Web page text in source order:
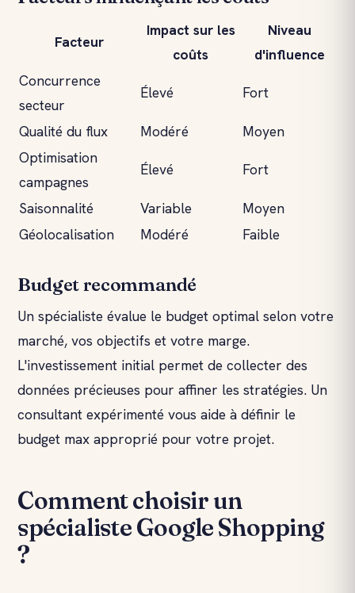
Facteur
Impact sur les
coûts
Niveau
d'influence
Concurrence
secteur
Élevé Fort
Qualité du flux Modéré
Moyen
Optimisation
campagnes
Élevé Fort
Saisonnalité Variable
Moyen
Géolocalisation
Modéré Faible
Budget recommandé
Un spécialiste évalue le budget optimal selon votre
marché, vos objectifs et votre marge.
L'investissement initial permet de collecter des
données précieuses pour affiner les stratégies. Un
consultant expérimenté vous aide à définir le
budget max approprié pour votre projet.
Comment choisir un
spécialiste Google Shopping
?